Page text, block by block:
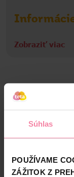
Súhlas
POUŽÍVAME
ZÁŽITOK Z
HRD
Zobraziť viac